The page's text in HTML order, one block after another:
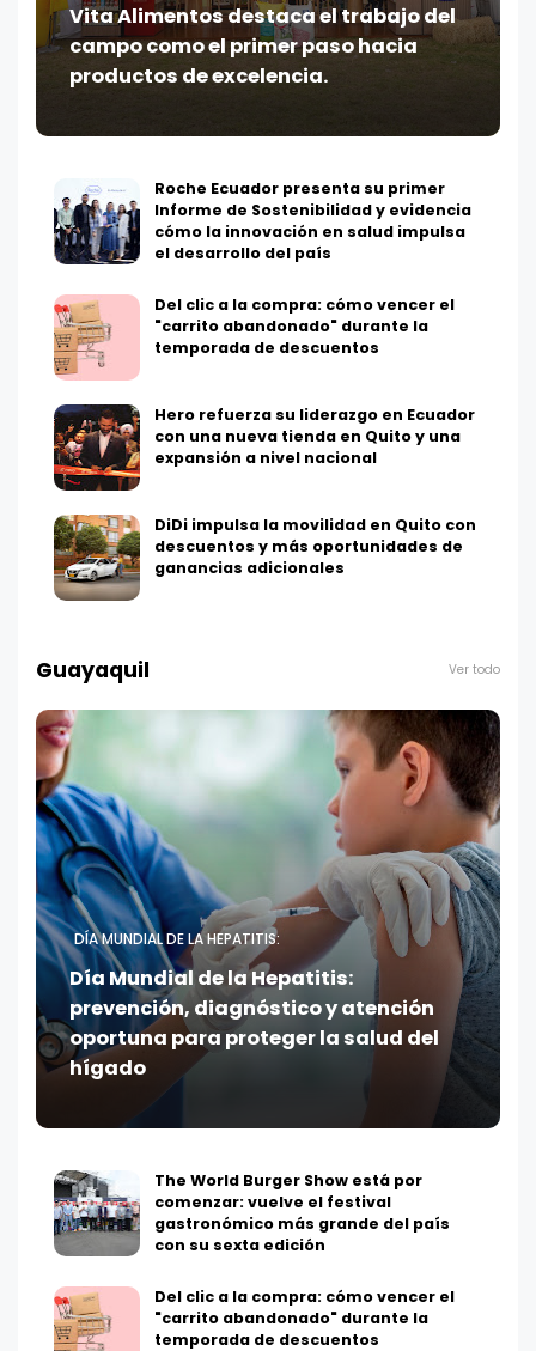
Vita Alimentos destaca el trabajo del
campo como el primer paso hacia
productos de excelencia.
Roche Ecuador presenta su primer
Informe de Sostenibilidad y evidencia
cómo la innovación en salud impulsa
el desarrollo del país
Del clic a la compra: cómo vencer el
"carrito abandonado" durante la
temporada de descuentos
Hero refuerza su liderazgo en Ecuador
con una nueva tienda en Quito y una
expansión a nivel nacional
DiDi impulsa la movilidad en Quito con
descuentos y más oportunidades de
ganancias adicionales
Guayaquil Ver todo
DÍA MUNDIAL DE LA HEPATITIS:
Día Mundial de la Hepatitis:
prevención, diagnóstico y atención
oportuna para proteger la salud del
hígado
The World Burger Show está por
comenzar: vuelve el festival
gastronómico más grande del país
con su sexta edición
Del clic a la compra: cómo vencer el
"carrito abandonado" durante la
temporada de descuentos